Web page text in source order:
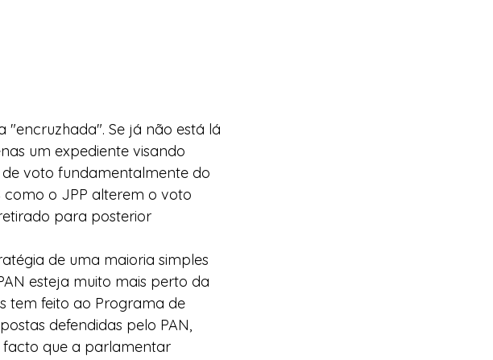
Se já não está lá
um expediente visando
voto fundamentalmente do
como o JPP alterem o voto
para posterior
de uma maioria simples
esteja muito mais perto da
tem feito ao Programa de
defendidas pelo PAN,
facto que a parlamentar